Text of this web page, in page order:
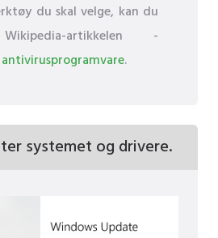
du skal velge, kan du
artikkelen -
.
systemet og drivere.